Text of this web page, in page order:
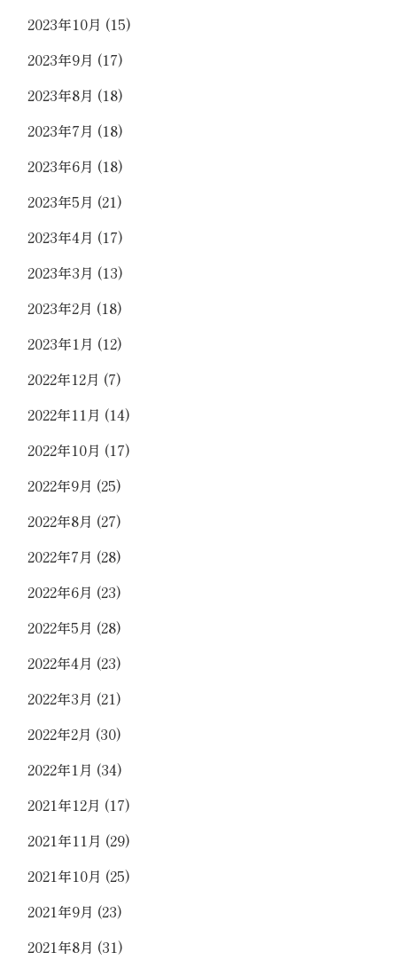
2023年10月 (15)
2023年9月 (17)
2023年8月 (18)
2023年7月 (18)
2023年6月 (18)
2023年5月 (21)
2023年4月 (17)
2023年3月 (13)
2023年2月 (18)
2023年1月 (12)
2022年12月 (7)
2022年11月 (14)
2022年10月 (17)
2022年9月 (25)
2022年8月 (27)
2022年7月 (28)
2022年6月 (23)
2022年5月 (28)
2022年4月 (23)
2022年3月 (21)
2022年2月 (30)
2022年1月 (34)
2021年12月 (17)
2021年11月 (29)
2021年10月 (25)
2021年9月 (23)
2021年8月 (31)